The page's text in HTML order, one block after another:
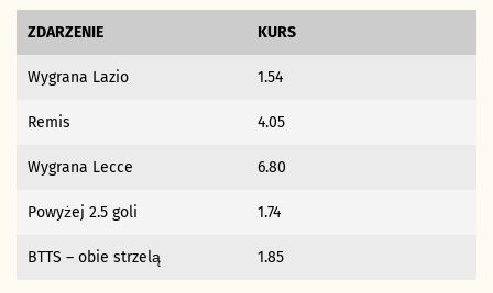
ZDARZENIE KURS
Wygrana Lazio 1.54
Remis 4.05
Wygrana Lecce 6.80
Powyżej 2.5 goli 1.74
BTTS – obie strzelą 1.85